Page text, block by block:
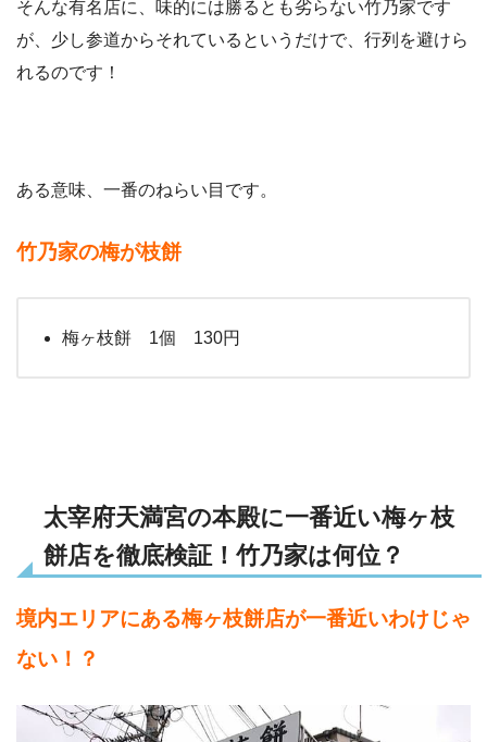
そんな有名店に、味的には勝るとも劣らない竹乃家です
が、少し参道からそれているというだけで、行列を避けら
れるのです！
ある意味、一番のねらい目です。
竹乃家の梅が枝餅
梅ヶ枝餅 1個 130円
太宰府天満宮の本殿に一番近い梅ヶ枝
餅店を徹底検証！竹乃家は何位？
境内エリアにある梅ヶ枝餅店が一番近いわけじゃ
ない！？